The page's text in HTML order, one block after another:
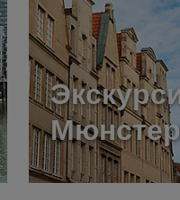
Мюнстер